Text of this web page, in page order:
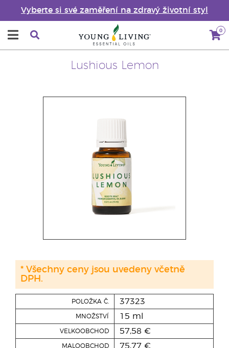
Vyberte si své zaměření na zdravý životní styl
0
Lushious Lemon
POLOŽKA Č. 37323
MNOŽSTVÍ 15 ml
VELKOOBCHOD 57,58 €
MALOOBCHOD 75,77 €
* Všechny ceny jsou uvedeny včetně
DPH.